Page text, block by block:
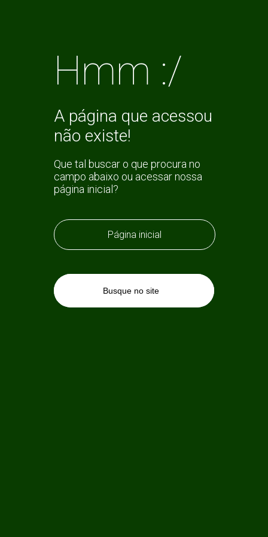
Hmm :/
A página que acessou
não existe!
Que tal buscar o que procura no
campo abaixo ou acessar nossa
página inicial?
Página inicial